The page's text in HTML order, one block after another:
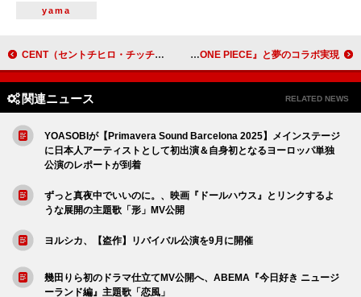
yama
CENT（セントチヒロ・チッチ）、初のドラマ主題歌担当 本田翼主演『北くんシェア』 スティーヴ・アオキ、長年ファンの『ONE PIECE』と夢のコラボ実現
関連ニュース RELATED NEWS
YOASOBIが【Primavera Sound Barcelona 2025】メインステージ
に日本人アーティストとして初出演＆自身初となるヨーロッパ単独
公演のレポートが到着
ずっと真夜中でいいのに。、映画『ドールハウス』とリンクするよ
うな展開の主題歌「形」MV公開
ヨルシカ、【盗作】リバイバル公演を9月に開催
幾田りら初のドラマ仕立てMV公開へ、ABEMA『今日好き ニュージ
ーランド編』主題歌「恋風」